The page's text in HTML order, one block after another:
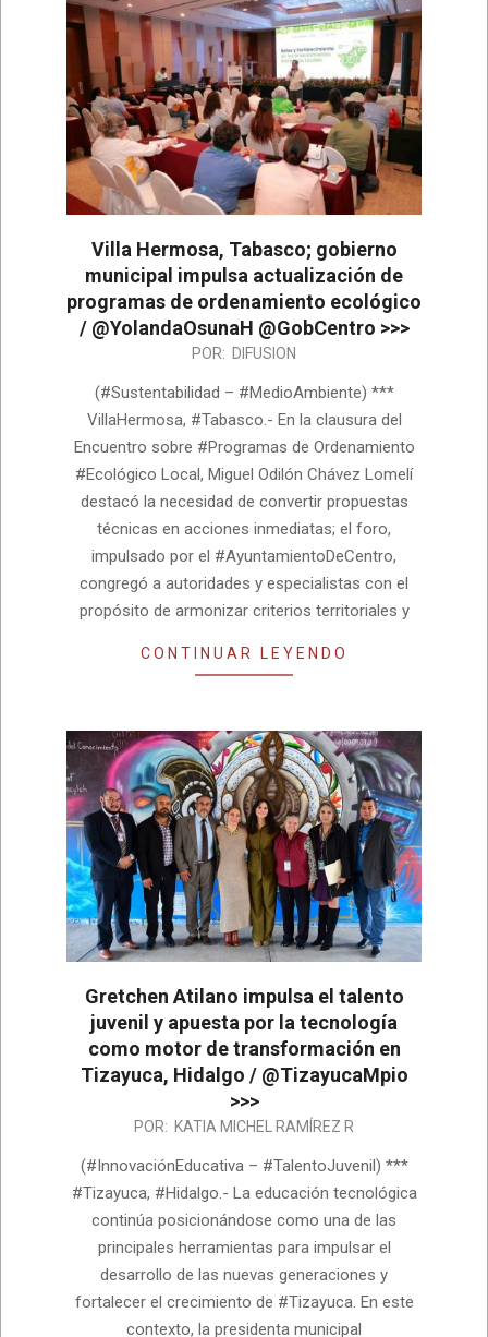
Villa Hermosa, Tabasco; gobierno
municipal impulsa actualización de
programas de ordenamiento ecológico
/ @YolandaOsunaH @GobCentro >>>
POR: DIFUSION
(#Sustentabilidad – #MedioAmbiente) ***
VillaHermosa, #Tabasco.- En la clausura del
Encuentro sobre #Programas de Ordenamiento
#Ecológico Local, Miguel Odilón Chávez Lomelí
destacó la necesidad de convertir propuestas
técnicas en acciones inmediatas; el foro,
impulsado por el #AyuntamientoDeCentro,
congregó a autoridades y especialistas con el
propósito de armonizar criterios territoriales y
CONTINUAR LEYENDO
Gretchen Atilano impulsa el talento
juvenil y apuesta por la tecnología
como motor de transformación en
Tizayuca, Hidalgo / @TizayucaMpio
>>>
07-
POR: KATIA MICHEL RAMÍREZ R
(#InnovaciónEducativa – #TalentoJuvenil) ***
#Tizayuca, #Hidalgo.- La educación tecnológica
continúa posicionándose como una de las
principales herramientas para impulsar el
desarrollo de las nuevas generaciones y
fortalecer el crecimiento de #Tizayuca. En este
contexto, la presidenta municipal